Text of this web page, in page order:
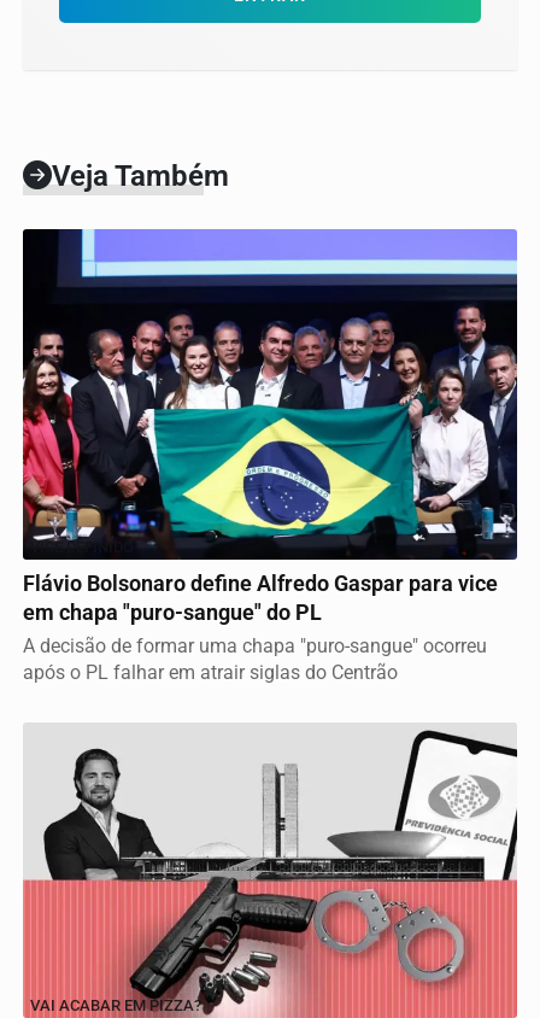
Veja Também
VICE DEFINIDO
Flávio Bolsonaro define Alfredo Gaspar para vice
em chapa "puro-sangue" do PL
A decisão de formar uma chapa "puro-sangue" ocorreu
após o PL falhar em atrair siglas do Centrão
VAI ACABAR EM PIZZA?